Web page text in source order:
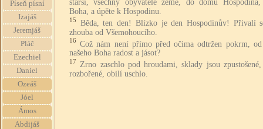
Píseň písní
Izajáš
Jeremjáš
Pláč
Ezechiel
Daniel
Ozeáš
Jóel
Ámos
Abdijáš
starší, všechny obyvatele země, do domu Hospodina,
Boha, a úpěte k Hospodinu.
15
Běda, ten den! Blízko je den Hospodinův! Přivalí
zhouba od Všemohoucího.
16
Což nám není přímo před očima odtržen pokrm,
našeho Boha radost a jásot?
17
Zrno zaschlo pod hroudami, sklady jsou
rozbořené, obilí uschlo.